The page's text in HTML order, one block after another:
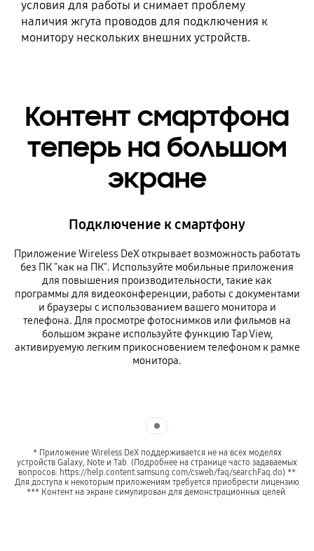
условия для работы и снимает проблему
наличия жгута проводов для подключения к
монитору нескольких внешних устройств.
Контент смартфона
теперь на большом
экране
Подключение к смартфону
Приложение Wireless DeX открывает возможность работать
без ПК "как на ПК". Используйте мобильные приложения
для повышения производительности, такие как
программы для видеоконференции, работы с документами
и браузеры с использованием вашего монитора и
телефона. Для просмотре фотоснимков или фильмов на
большом экране используйте функцию Tap View,
активируемую легким прикосновением телефоном к рамке
монитора.
* Приложение Wireless DeX поддерживается не на всех моделях
устройств Galaxy, Note и Tab. (Подробнее на странице часто задаваемых
вопросов: https://help.content.samsung.com/csweb/faq/searchFaq.do) **
Для доступа к некоторым приложениям требуется приобрести лицензию
*** Контент на экране симулирован для демонстрационных целей.